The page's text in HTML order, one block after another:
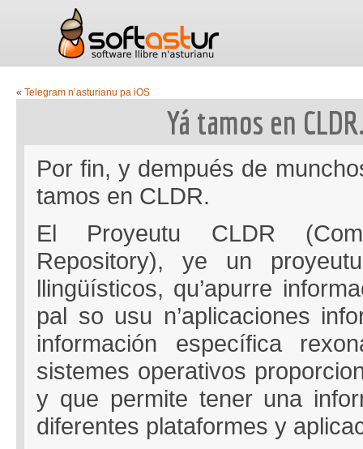
« Telegram n’asturianu pa iOS
Yá tamos en
Por fin, y dempués de
tamos en CLDR.
El Proyeutu CLDR
Repository), ye un
llingüísticos, qu’apurre
pal so usu n’aplicaciones
información específica
sistemes operativos
y que permite tener una
diferentes plataformes y